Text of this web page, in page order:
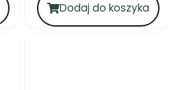
Dodaj do koszyka